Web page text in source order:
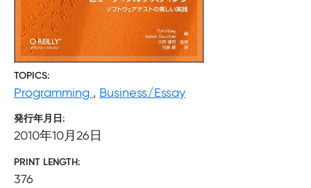
TOPICS
Programming , Business/Essay
発行年月日
2010年10月26日
PRINT LENGTH
376